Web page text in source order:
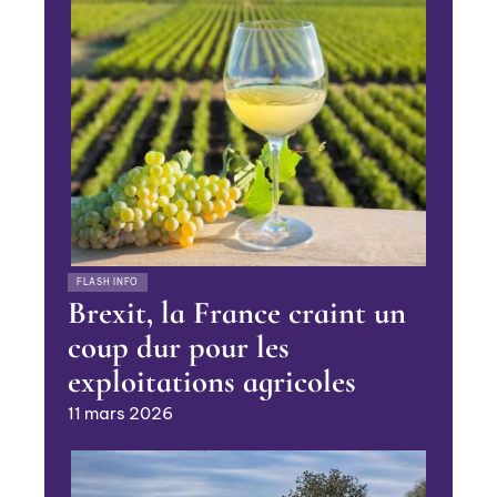
FLASH INFO
Brexit, la France craint un
coup dur pour les
exploitations agricoles
11 mars 2026